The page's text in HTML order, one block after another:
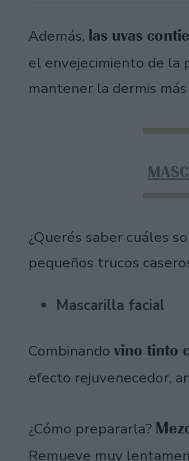
Además, las uvas
el envejecimiento de la
mantener la dermis
¿Querés saber cuáles
pequeños trucos
Mascarilla facial
Combinando vino tinto
efecto rejuvenecedor,
¿Cómo prepararla?
Remueve muy